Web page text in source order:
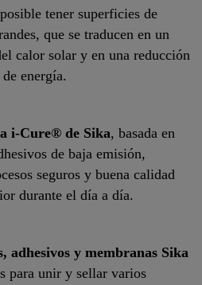
tener superficies de
que se traducen en un
calor solar y en una reducción
energía.
i-Cure® de Sika, basada en
de baja emisión,
seguros y buena calidad
durante el día a día.
adhesivos y membranas Sika
para unir y sellar varios